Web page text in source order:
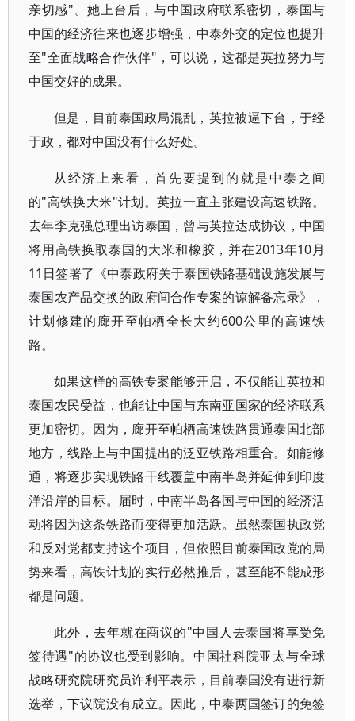
亲切感"。她上台后，与中国政府联系密切，泰国与
中国的经济往来也逐步增强，中泰外交的定位也提升
至"全面战略合作伙伴"，可以说，这都是英拉努力与
中国交好的成果。
但是，目前泰国政局混乱，英拉被逼下台，于经
于政，都对中国没有什么好处。
从经济上来看，首先要提到的就是中泰之间
的"高铁换大米"计划。英拉一直主张建设高速铁路。
去年李克强总理出访泰国，曾与英拉达成协议，中国
将用高铁换取泰国的大米和橡胶，并在2013年10月
11日签署了《中泰政府关于泰国铁路基础设施发展与
泰国农产品交换的政府间合作专案的谅解备忘录》，
计划修建的廊开至帕栖全长大约600公里的高速铁
路。
如果这样的高铁专案能够开启，不仅能让英拉和
泰国农民受益，也能让中国与东南亚国家的经济联系
更加密切。因为，廊开至帕栖高速铁路贯通泰国北部
地方，线路上与中国提出的泛亚铁路相重合。如能修
通，将逐步实现铁路干线覆盖中南半岛并延伸到印度
洋沿岸的目标。届时，中南半岛各国与中国的经济活
动将因为这条铁路而变得更加活跃。虽然泰国执政党
和反对党都支持这个项目，但依照目前泰国政党的局
势来看，高铁计划的实行必然推后，甚至能不能成形
都是问题。
此外，去年就在商议的"中国人去泰国将享受免
签待遇"的协议也受到影响。中国社科院亚太与全球
战略研究院研究员许利平表示，目前泰国没有进行新
选举，下议院没有成立。因此，中泰两国签订的免签